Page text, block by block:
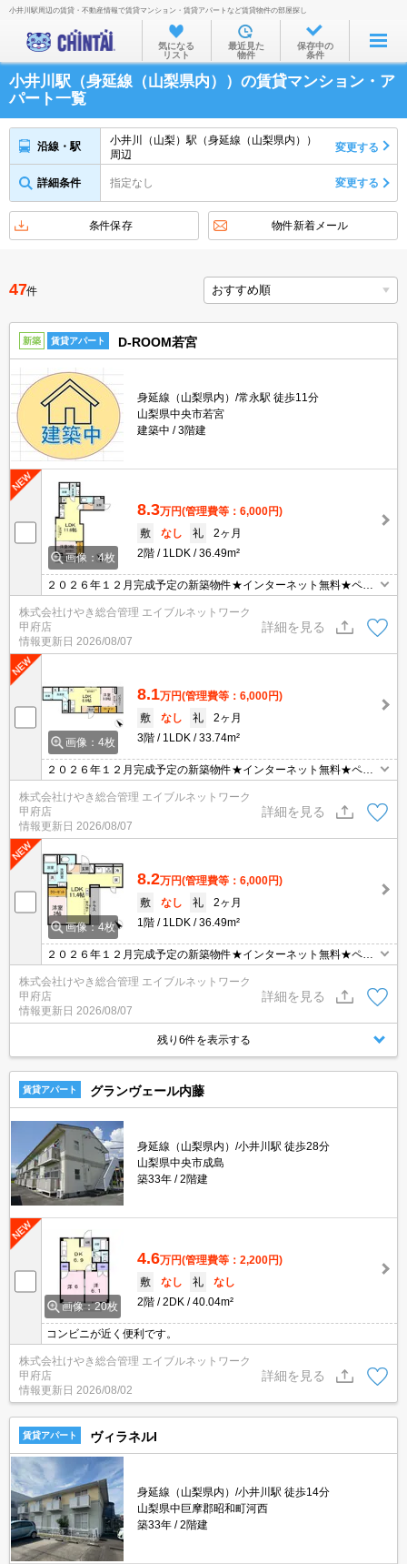
お部屋を探す
沿線・駅から
住所から
家賃相場から
不動産会社から
小井川駅周辺の賃貸・不動産情報で賃貸マンション・賃貸アパートなど賃貸物件の部屋探し
気になる
リスト
最近見た
物件
保存中の
条件
小井川駅（身延線（山梨県内））の賃貸マンション・ア
パート一覧
沿線・駅
小井川（山梨）駅（身延線（山梨県内））
周辺
変更する
詳細条件 指定なし 変更する
条件保存 物件新着メール
47件
新築 賃貸アパート D-ROOM若宮
身延線（山梨県内）/常永駅 徒歩11分
山梨県中央市若宮
建築中
3階建
画像：4枚
8.3万円(管理費等：6,000円)
敷
なし 礼
2ヶ月
2階
1LDK 36.49m²
２０２６年１２月完成予定の新築物件★インターネット無料★ペッ
ト可（小型犬･猫）
株式会社けやき総合管理 エイブルネットワーク
甲府店
情報更新日 2026/08/07
詳細を見る
画像：4枚
8.1万円(管理費等：6,000円)
敷
なし 礼
2ヶ月
3階
1LDK 33.74m²
２０２６年１２月完成予定の新築物件★インターネット無料★ペッ
ト可（小型犬･猫）
株式会社けやき総合管理 エイブルネットワーク
甲府店
情報更新日 2026/08/07
詳細を見る
画像：4枚
8.2万円(管理費等：6,000円)
敷
なし 礼
2ヶ月
1階
1LDK 36.49m²
２０２６年１２月完成予定の新築物件★インターネット無料★ペッ
ト可（小型犬･猫）
株式会社けやき総合管理 エイブルネットワーク
甲府店
情報更新日 2026/08/07
詳細を見る
残り6件を表示する
賃貸アパート グランヴェール内藤
身延線（山梨県内）/小井川駅 徒歩28分
山梨県中央市成島
築33年
2階建
画像：20枚
4.6万円(管理費等：2,200円)
敷
なし 礼
なし
2階
2DK 40.04m²
コンビニが近く便利です。
株式会社けやき総合管理 エイブルネットワーク
甲府店
情報更新日 2026/08/02
詳細を見る
賃貸アパート ヴィラネルI
身延線（山梨県内）/小井川駅 徒歩14分
山梨県中巨摩郡昭和町河西
築33年
2階建